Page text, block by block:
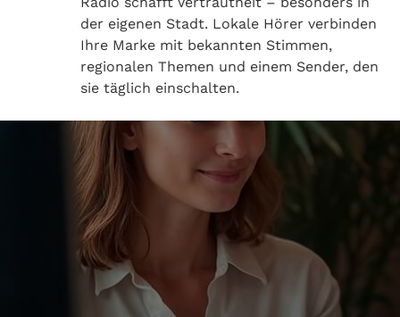
der eigenen Stadt. Lokale Hörer verbinden
Ihre Marke mit bekannten Stimmen,
regionalen Themen und einem Sender, den
sie täglich einschalten.